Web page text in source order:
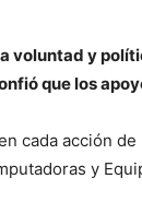
voluntad y
que los
cada acción
y